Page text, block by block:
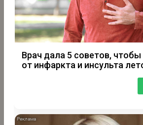
Врач дала 5 советов,
от инфаркта и инсульта